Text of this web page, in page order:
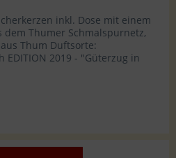
inkl. Dose mit einem
Thumer Schmalspurnetz,
Thum Duftsorte:
EDITION 2019 - "Güterzug in